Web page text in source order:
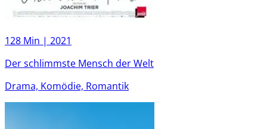
128 Min | 2021
Der schlimmste Mensch der Welt
Drama, Komödie, Romantik